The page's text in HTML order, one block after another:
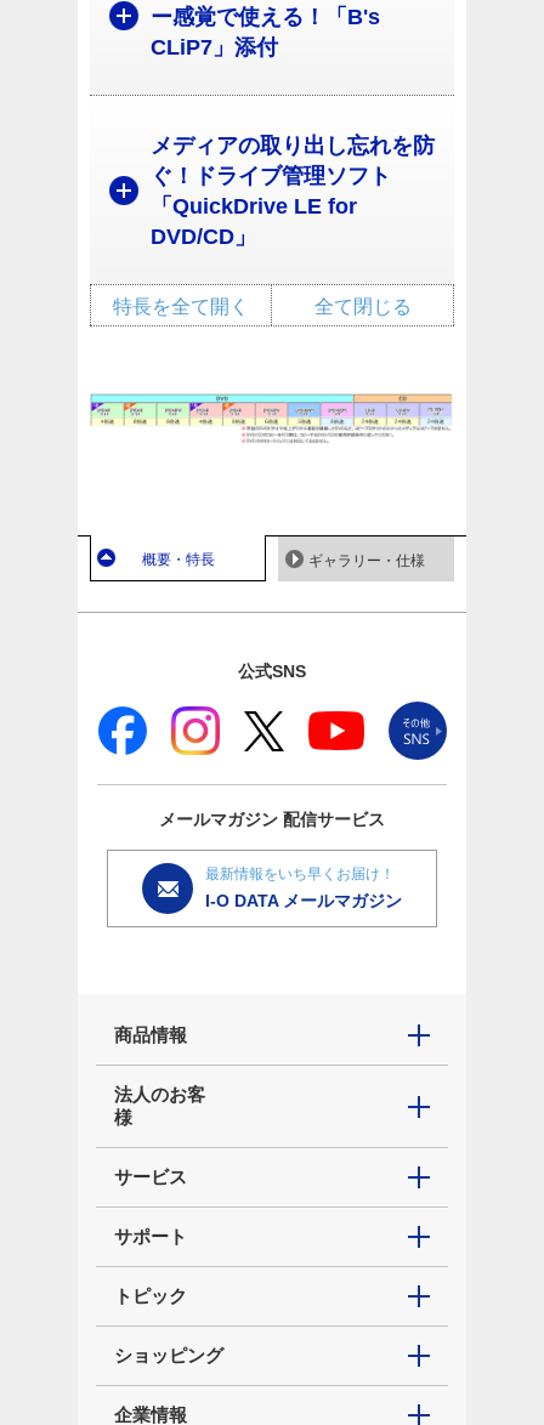
ー感覚で使える！「B's
CLiP7」添付
メディアの取り出し忘れを防
ぐ！ドライブ管理ソフト
「QuickDrive LE for
DVD/CD」
全て閉じる
特長を全て開く
概要・特長 ギャラリー・仕様
公式SNS
メールマガジン 配信サービス
最新情報をいち早くお届け！
I-O DATA メールマガジン
商品情報
法人のお客
様
サービス
サポート
トピック
ショッピング
企業情報